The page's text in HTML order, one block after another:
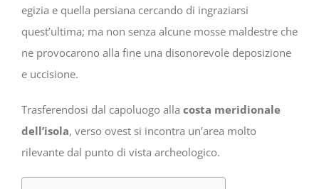
egizia e quella persiana cercando di ingraziarsi
quest’ultima; ma non senza alcune mosse maldestre che
ne provocarono alla fine una disonorevole deposizione
e uccisione.
Trasferendosi dal capoluogo alla costa meridionale
dell’isola, verso ovest si incontra un’area molto
rilevante dal punto di vista archeologico.